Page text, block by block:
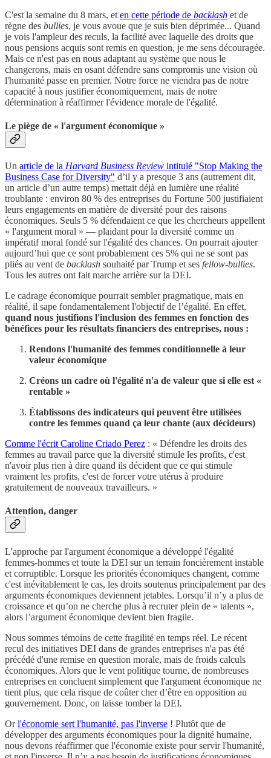
C'est la semaine du 8 mars, et en cette période de backlash et de
règne des bullies, je vous avoue que je suis bien déprimée... Quand
je vois l'ampleur des reculs, la facilité avec laquelle des droits que
nous pensions acquis sont remis en question, je me sens découragée.
Mais ce n'est pas en nous adaptant au système que nous le
changerons, mais en osant défendre sans compromis une vision où
l'humanité passe en premier. Notre force ne viendra pas de notre
capacité à nous justifier économiquement, mais de notre
détermination à réaffirmer l'évidence morale de l'égalité.
Le piège de « l'argument économique »
Un article de la Harvard Business Review intitulé "Stop Making the
Business Case for Diversity" d’il y a presque 3 ans (autrement dit,
un article d’un autre temps) mettait déjà en lumière une réalité
troublante : environ 80 % des entreprises du Fortune 500 justifiaient
leurs engagements en matière de diversité pour des raisons
économiques. Seuls 5 % défendaient ce que les chercheurs appellent
« l'argument moral » — plaidant pour la diversité comme un
impératif moral fondé sur l'égalité des chances. On pourrait ajouter
aujourd’hui que ce sont probablement ces 5% qui ne se sont pas
pliés au vent de backlash souhaité par Trump et ses fellow-bullies.
Tous les autres ont fait marche arrière sur la DEI.
Le cadrage économique pourrait sembler pragmatique, mais en
réalité, il sape fondamentalement l'objectif de l’égalité. En effet,
quand nous justifions l'inclusion des femmes en fonction des
bénéfices pour les résultats financiers des entreprises, nous :
Rendons l'humanité des femmes conditionnelle à leur
valeur économique
Créons un cadre où l'égalité n'a de valeur que si elle est «
rentable »
Établissons des indicateurs qui peuvent être utilisées
contre les femmes quand ça leur chante (aux décideurs)
Comme l'écrit Caroline Criado Perez : « Défendre les droits des
femmes au travail parce que la diversité stimule les profits, c'est
n'avoir plus rien à dire quand ils décident que ce qui stimule
vraiment les profits, c'est de forcer votre utérus à produire
gratuitement de nouveaux travailleurs. »
Attention, danger
L'approche par l'argument économique a développé l'égalité
femmes-hommes et toute la DEI sur un terrain foncièrement instable
et corruptible. Lorsque les priorités économiques changent, comme
c'est inévitablement le cas, les droits soutenus principalement par des
arguments économiques deviennent jetables. Lorsqu’il n’y a plus de
croissance et qu’on ne cherche plus à recruter plein de « talents »,
alors l’argument économique devient bien fragile.
Nous sommes témoins de cette fragilité en temps réel. Le récent
recul des initiatives DEI dans de grandes entreprises n'a pas été
précédé d'une remise en question morale, mais de froids calculs
économiques. Alors que le vent politique tourne, de nombreuses
entreprises en concluent simplement que l'argument économique ne
tient plus, que cela risque de coûter cher d’être en opposition au
gouvernement. Donc, on laisse tomber la DEI.
Orl'économie sert l'humanité, pas l'inverse ! Plutôt que de
développer des arguments économiques pour la dignité humaine,
nous devons réaffirmer que l'économie existe pour servir l'humanité,